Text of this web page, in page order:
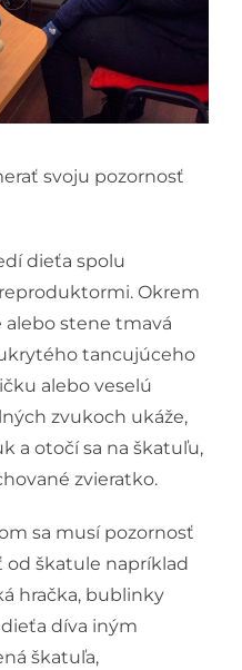
svoju pozornosť
dieťa spolu
Okrem
stene tmavá
tancujúceho
alebo veselú
zvukoch ukáže,
a otočí sa na škatuľu,
zvieratko.
sa musí pozornosť
škatule napríklad
hračka, bublinky
díva iným
škatuľa,